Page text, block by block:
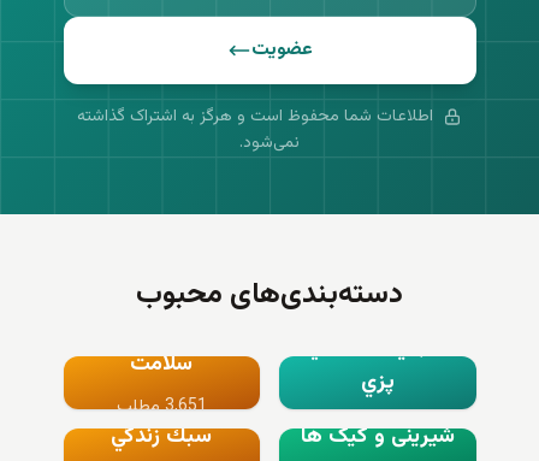
عضویت
اطلاعات شما محفوظ است و هرگز به اشتراک گذاشته
نمی‌شود.
دسته‌بندی‌های محبوب
پزي
8,120 مطلب
سلامت
3,651 مطلب
شیرینی و کیک ها سبك زندگي